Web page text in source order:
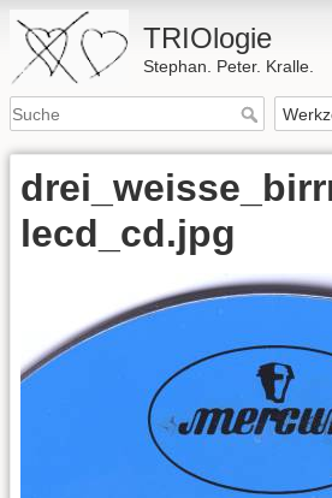
TRIOlogie
Stephan. Peter. Kralle.
lecd_cd.jpg